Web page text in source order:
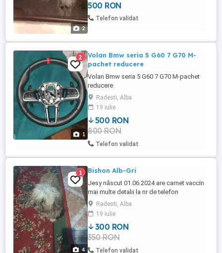
2
500 RON
Telefon validat
1
2
Volan Bmw seria 5 G60 7 G70 M-
pachet reducere
Volan Bmw seria 5 G60 7 G70 M-pachet
reducere
Radesti, Alba
19 iulie
500 RON
800 RON
Telefon validat
4
1 Bishon Alb-Gri
Jesy născut 01.06.2024 are carnet vaccin
mai multe detalii la nr de telefon
Radesti, Alba
19 iulie
300 RON
350 RON
Telefon validat